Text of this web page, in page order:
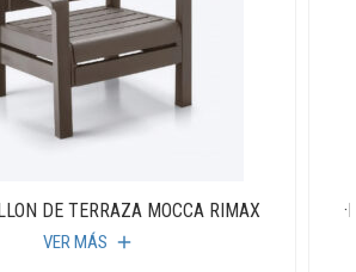
DE TERRAZA MOCCA RIMAX
VER MÁS add